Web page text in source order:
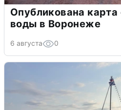
Опубликована
воды в Воронеже
6 августа 0